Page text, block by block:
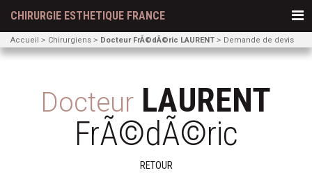
CHIRURGIE ESTHETIQUE FRANCE
Accueil Chirurgiens Docteur FrÃ©dÃ©ric LAURENT Demande de devis
Docteur LAURENT
FrÃ©dÃ©ric
RETOUR